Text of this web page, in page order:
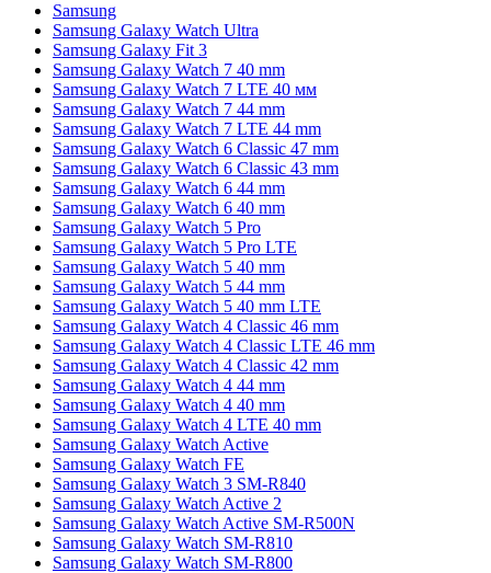
Samsung
Samsung Galaxy Watch Ultra
Samsung Galaxy Fit 3
Samsung Galaxy Watch 7 40 mm
Samsung Galaxy Watch 7 LTE 40 мм
Samsung Galaxy Watch 7 44 mm
Samsung Galaxy Watch 7 LTE 44 mm
Samsung Galaxy Watch 6 Classic 47 mm
Samsung Galaxy Watch 6 Classic 43 mm
Samsung Galaxy Watch 6 44 mm
Samsung Galaxy Watch 6 40 mm
Samsung Galaxy Watch 5 Pro
Samsung Galaxy Watch 5 Pro LTE
Samsung Galaxy Watch 5 40 mm
Samsung Galaxy Watch 5 44 mm
Samsung Galaxy Watch 5 40 mm LTE
Samsung Galaxy Watch 4 Classic 46 mm
Samsung Galaxy Watch 4 Classic LTE 46 mm
Samsung Galaxy Watch 4 Classic 42 mm
Samsung Galaxy Watch 4 44 mm
Samsung Galaxy Watch 4 40 mm
Samsung Galaxy Watch 4 LTE 40 mm
Samsung Galaxy Watch Active
Samsung Galaxy Watch FE
Samsung Galaxy Watch 3 SM-R840
Samsung Galaxy Watch Active 2
Samsung Galaxy Watch Active SM-R500N
Samsung Galaxy Watch SM-R810
Samsung Galaxy Watch SM-R800